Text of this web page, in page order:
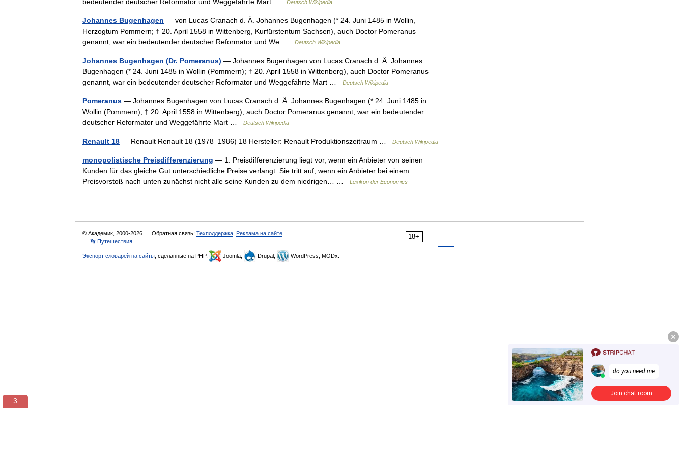
Deutsch Wikipedia
Johannes Bugenhagen — von Lucas Cranach d. Ä. Johannes Bugenhagen (* 24. Juni 1485 in Wollin,
Herzogtum Pommern; † 20. April 1558 in Wittenberg, Kurfürstentum Sachsen), auch Doctor Pomeranus
genannt, war ein bedeutender deutscher Reformator und We …
Deutsch Wikipedia
Johannes Bugenhagen (Dr. Pomeranus) — Johannes Bugenhagen von Lucas Cranach d. Ä. Johannes
Bugenhagen (* 24. Juni 1485 in Wollin (Pommern); † 20. April 1558 in Wittenberg), auch Doctor Pomeranus
genannt, war ein bedeutender deutscher Reformator und Weggefährte Mart …
Deutsch Wikipedia
Pomeranus — Johannes Bugenhagen von Lucas Cranach d. Ä. Johannes Bugenhagen (* 24. Juni 1485 in
Wollin (Pommern); † 20. April 1558 in Wittenberg), auch Doctor Pomeranus genannt, war ein bedeutender
deutscher Reformator und Weggefährte Mart …
Deutsch Wikipedia
Renault 18 — Renault Renault 18 (1978–1986) 18 Hersteller: Renault Produktionszeitraum … Deutsch Wikipedia
monopolistische Preisdifferenzierung — 1. Preisdifferenzierung liegt vor, wenn ein Anbieter von seinen
Kunden für das gleiche Gut unterschiedliche Preise verlangt. Sie tritt auf, wenn ein Anbieter bei einem
Preisvorstoß nach unten zunächst nicht alle seine Kunden zu dem niedrigen… …
Lexikon der Economics
18+
© Академик, 2000-2026 Обратная связь: Техподдержка Реклама на сайте
👣 Путешествия
Экспорт словарей на сайты , сделанные на PHP, Joomla, Drupal, WordPress, MODx.
3